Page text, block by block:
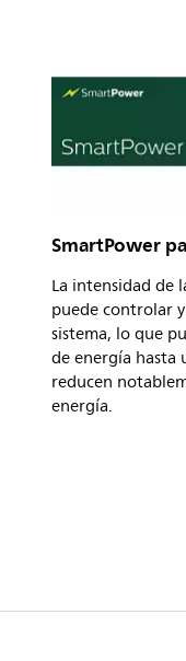
SmartPower
La intensidad de
puede controlar
sistema, lo que
de energía hasta
reducen
energía.